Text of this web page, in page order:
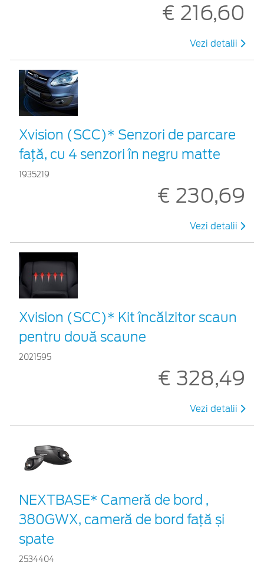
€ 216,60
Vezi detalii
Xvision (SCC)* Senzori de parcare
faţă, cu 4 senzori în negru matte
1935219
€ 230,69
Vezi detalii
Xvision (SCC)* Kit încălzitor scaun
pentru două scaune
2021595
€ 328,49
Vezi detalii
NEXTBASE* Cameră de bord ,
380GWX, cameră de bord față și
spate
2534404